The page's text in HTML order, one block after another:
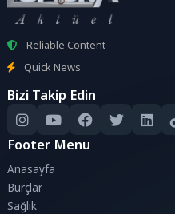
Reliable Content
Quick News
Bizi Takip Edin
Footer Menu
Anasayfa
Burçlar
Sağlık